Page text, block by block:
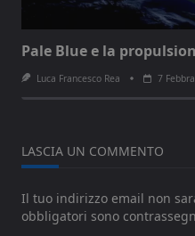
Pale Blue e la
Luca Francesco Rea 7
LASCIA UN COMMENTO
Il tuo indirizzo email non
obbligatori sono